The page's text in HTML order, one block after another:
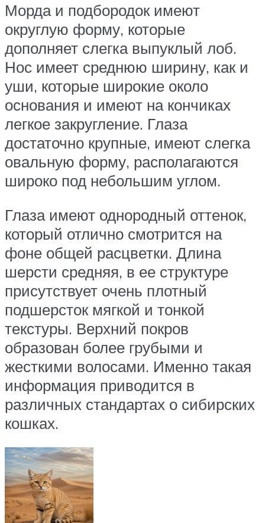
Морда и подбородок имеют
округлую форму, которые
дополняет слегка выпуклый лоб.
Нос имеет среднюю ширину, как и
уши, которые широкие около
основания и имеют на кончиках
легкое закругление. Глаза
достаточно крупные, имеют слегка
овальную форму, располагаются
широко под небольшим углом.
Глаза имеют однородный оттенок,
который отлично смотрится на
фоне общей расцветки. Длина
шерсти средняя, в ее структуре
присутствует очень плотный
подшерсток мягкой и тонкой
текстуры. Верхний покров
образован более грубыми и
жесткими волосами. Именно такая
информация приводится в
различных стандартах о сибирских
кошках.